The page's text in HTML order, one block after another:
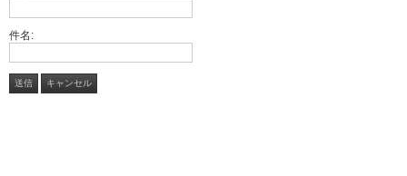
件名:
送信 キャンセル